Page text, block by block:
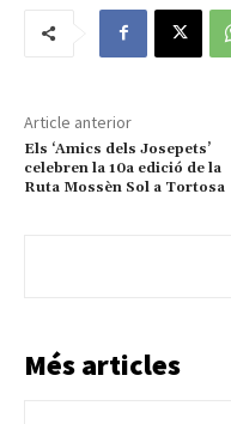
Article anterior
Els ‘Amics dels Josepets’
celebren la 10a edició de la
Ruta Mossèn Sol a Tortosa
Més articles